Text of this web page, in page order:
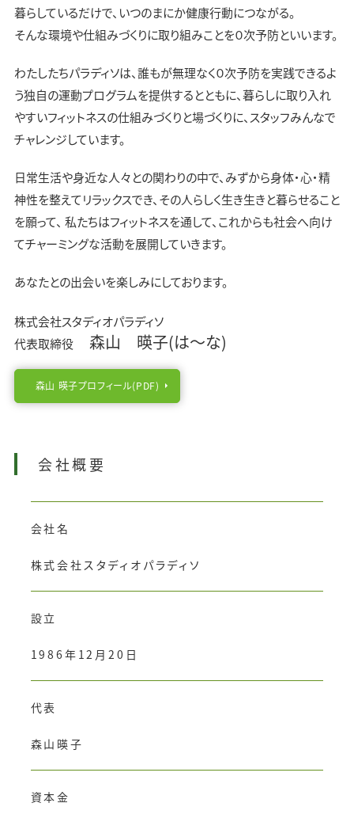
暮らしているだけで、いつのまにか健康行動につながる。
そんな環境や仕組みづくりに取り組みことを０次予防といいます。
わたしたちパラディソは、誰もが無理なく０次予防を実践できるよ
う独自の運動プログラムを提供するとともに、暮らしに取り入れ
やすいフィットネスの仕組みづくりと場づくりに、スタッフみんなで
チャレンジしています。
日常生活や身近な人々との関わりの中で、みずから身体・心・精
神性を整えてリラックスでき、その人らしく生き生きと暮らせること
を願って、 私たちはフィットネスを通して、これからも社会へ向け
てチャーミングな活動を展開していきます。
あなたとの出会いを楽しみにしております。
株式会社スタディオパラディソ
代表取締役
森山 暎子(は〜な)
森山 暎子プロフィール(PDF)
会社概要
会社名
株式会社スタディオパラディソ
設立
1986年12月20日
代表
森山暎子
資本金